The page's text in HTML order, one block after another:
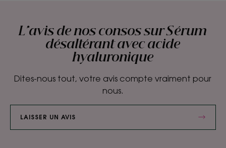
L'avis de nos consos sur Sérum
désaltérant avec acide
hyaluronique
Dites-nous tout, votre avis compte vraiment pour
nous.
LAISSER UN AVIS